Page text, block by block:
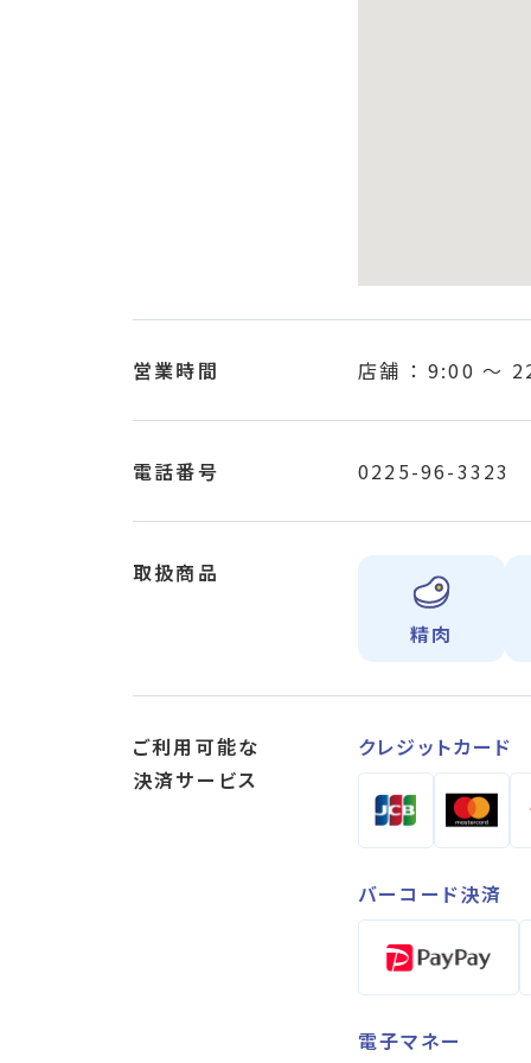
営業時間 店舗 ： 9:00 〜
電話番号 0225-96-3323
取扱商品
精肉
ご利用可能な
決済サービス
クレジットカード
バーコード決済
電子マネー